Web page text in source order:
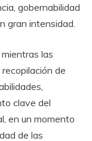
gobernabilidad
gran intensidad.
las
de
clave del
en un momento
de las